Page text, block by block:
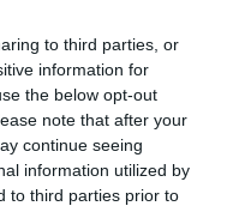
to third parties, or
information for
the below opt-out
note that after your
continue seeing
information utilized by
to third parties prior to